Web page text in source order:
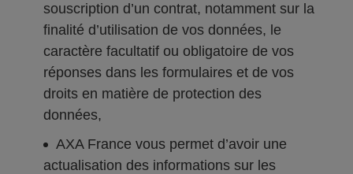
souscription d’un contrat, notamment sur la
finalité d’utilisation de vos données, le
caractère facultatif ou obligatoire de vos
réponses dans les formulaires et de vos
droits en matière de protection des
données,
AXA France vous permet d’avoir une
actualisation des informations sur les